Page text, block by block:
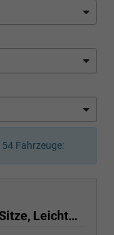
54 Fahrzeuge:
Beach 2.0 TDI 110 kW DSG, 6 Sitze, Leichtmetallfelgen 17 Zoll, Markise mit Schiene und Gehäuse links, Klima, 5 Jahre Werksgarantie,